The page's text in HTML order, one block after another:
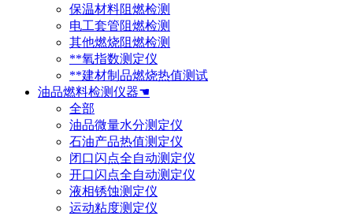
保温材料阻燃检测
电工套管阻燃检测
其他燃烧阻燃检测
**氧指数测定仪
**建材制品燃烧热值测试
油品燃料检测仪器☚
全部
油品微量水分测定仪
石油产品热值测定仪
闭口闪点全自动测定仪
开口闪点全自动测定仪
液相锈蚀测定仪
运动粘度测定仪